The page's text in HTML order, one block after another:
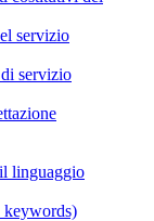
servizio
servizio
linguaggio
keywords)